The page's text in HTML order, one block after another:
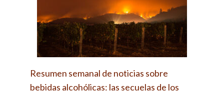
Resumen semanal de noticias sobre
bebidas alcohólicas: las secuelas de los